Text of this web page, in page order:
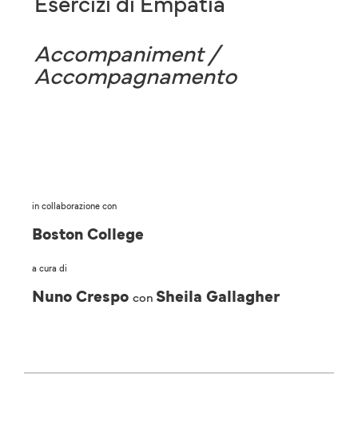
Accompaniment /
Accompagnamento
in collaborazione con
Boston College
a cura di
Nuno Crespo con Sheila Gallagher